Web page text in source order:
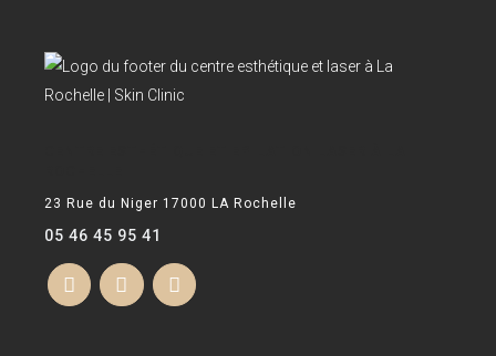
23 Rue du Niger 17000 LA Rochelle
05 46 45 95 41